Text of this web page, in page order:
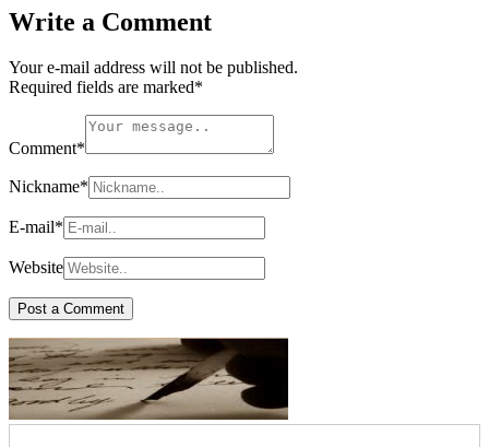
Write a Comment
Your e-mail address will not be published.
Required fields are marked*
Comment*
Nickname*
E-mail*
Website